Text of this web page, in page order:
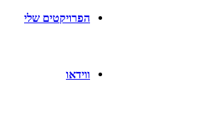
הפרויקטים שלי
ווידאו